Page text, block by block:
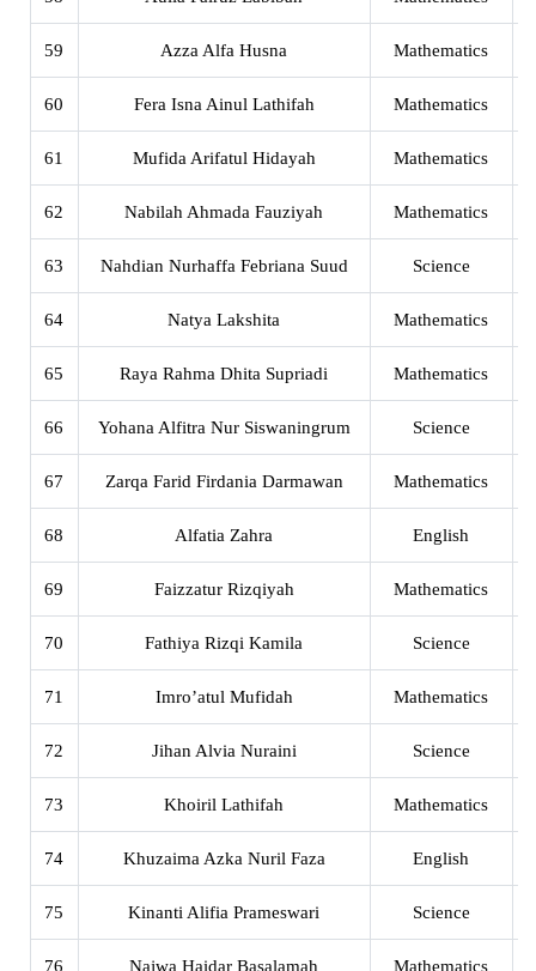
59 Azza Alfa Husna Mathematics
60 Fera Isna Ainul Lathifah Mathematics
61 Mufida Arifatul Hidayah Mathematics
62 Nabilah Ahmada Fauziyah Mathematics
63 Nahdian Nurhaffa Febriana Suud Science
64 Natya Lakshita Mathematics
65 Raya Rahma Dhita Supriadi Mathematics
66 Yohana Alfitra Nur Siswaningrum Science
67 Zarqa Farid Firdania Darmawan Mathematics
68 Alfatia Zahra English
69 Faizzatur Rizqiyah Mathematics
70 Fathiya Rizqi Kamila Science
71 Imro’atul Mufidah Mathematics
72 Jihan Alvia Nuraini Science
73 Khoiril Lathifah Mathematics
74 Khuzaima Azka Nuril Faza English
75 Kinanti Alifia Prameswari Science
76 Najwa Haidar Basalamah Mathematics